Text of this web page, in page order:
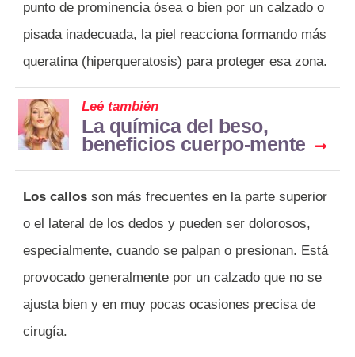
punto de prominencia ósea o bien por un calzado o
pisada inadecuada, la piel reacciona formando más
queratina (hiperqueratosis) para proteger esa zona.
Leé también
La química del beso,
beneficios cuerpo-mente
Los callos son más frecuentes en la parte superior
o el lateral de los dedos y pueden ser dolorosos,
especialmente, cuando se palpan o presionan. Está
provocado generalmente por un calzado que no se
ajusta bien y en muy pocas ocasiones precisa de
cirugía.